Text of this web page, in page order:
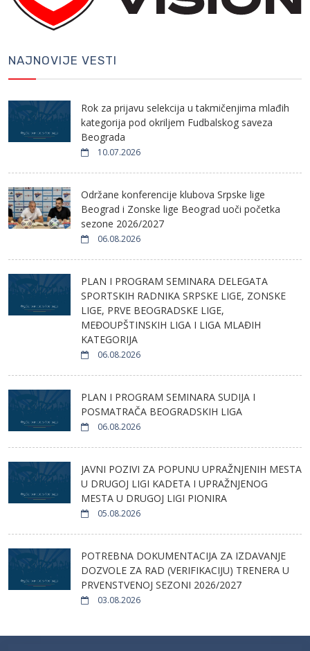
NAJNOVIJE VESTI
Rok za prijavu selekcija u takmičenjima mlađih
kategorija pod okriljem Fudbalskog saveza
Beograda
10.07.2026
Održane konferencije klubova Srpske lige
Beograd i Zonske lige Beograd uoči početka
sezone 2026/2027
06.08.2026
PLAN I PROGRAM SEMINARA DELEGATA
SPORTSKIH RADNIKA SRPSKE LIGE, ZONSKE
LIGE, PRVE BEOGRADSKE LIGE,
MEĐOUPŠTINSKIH LIGA I LIGA MLAĐIH
KATEGORIJA
06.08.2026
PLAN I PROGRAM SEMINARA SUDIJA I
POSMATRAČA BEOGRADSKIH LIGA
06.08.2026
JAVNI POZIVI ZA POPUNU UPRAŽNJENIH MESTA
U DRUGOJ LIGI KADETA I UPRAŽNJENOG
MESTA U DRUGOJ LIGI PIONIRA
05.08.2026
POTREBNA DOKUMENTACIJA ZA IZDAVANJE
DOZVOLE ZA RAD (VERIFIKACIJU) TRENERA U
PRVENSTVENOJ SEZONI 2026/2027
03.08.2026